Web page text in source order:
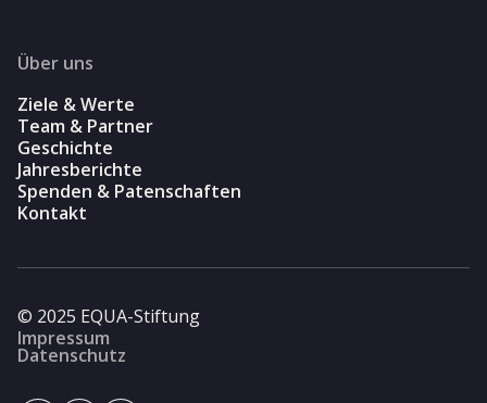
Über uns
Ziele & Werte
Team & Partner
Geschichte
Jahresberichte
Spenden & Patenschaften
Kontakt
© 2025 EQUA-Stiftung
Impressum
Datenschutz